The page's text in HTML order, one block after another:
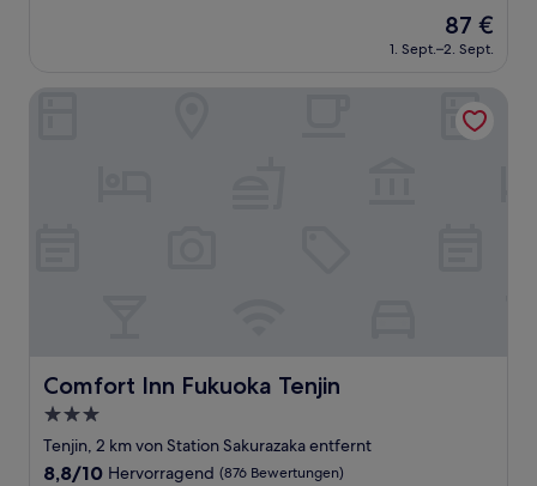
Bewertungen)
Der
Preis
beträgt
87 €
1. Sept.–2. Sept.
Comfort Inn Fukuoka Tenjin
Comfort Inn Fukuoka Tenjin
3.0-
Sterne-
Unterkunft
Tenjin, 2 km von Station Sakurazaka entfernt
8.8
8,8/10 Hervorragend (876 Bewertungen)